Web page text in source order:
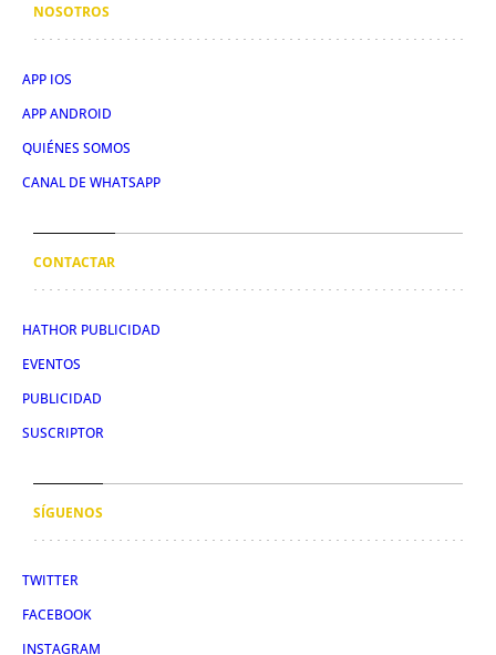
NOSOTROS
APP IOS
APP ANDROID
QUIÉNES SOMOS
CANAL DE WHATSAPP
CONTACTAR
HATHOR PUBLICIDAD
EVENTOS
PUBLICIDAD
SUSCRIPTOR
SÍGUENOS
TWITTER
FACEBOOK
INSTAGRAM